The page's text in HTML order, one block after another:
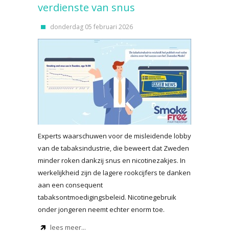
verdienste van snus
donderdag 05 februari 2026
Experts waarschuwen voor de misleidende lobby
van de tabaksindustrie, die beweert dat Zweden
minder roken dankzij snus en nicotinezakjes. In
werkelijkheid zijn de lagere rookcijfers te danken
aan een consequent
tabaksontmoedigingsbeleid. Nicotinegebruik
onder jongeren neemt echter enorm toe.
lees meer...